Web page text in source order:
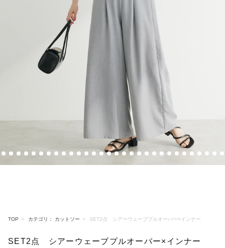
TOP カテゴリ： カットソー SET2点 シアーウェーブプルオーバー×インナー
SET2点 シアーウェーブプルオーバー×インナー
5 6 7 8 9 10 11 12 13 14 15 16 17 18 19 20 21 22 23 24 25 26 27 28 29 30 31 32 33 34